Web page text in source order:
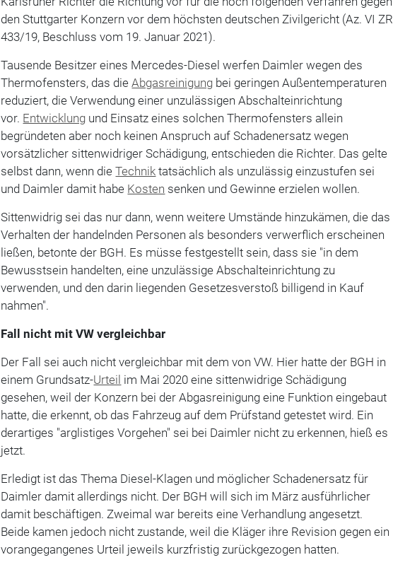
den Stuttgarter Konzern vor dem höchsten deutschen Zivilgericht (Az. VI ZR
433/19, Beschluss vom 19. Januar 2021).
Tausende Besitzer eines Mercedes-Diesel werfen Daimler wegen des
Thermofensters, das dieAbgasreinigung bei geringen Außentemperaturen
reduziert, die Verwendung einer unzulässigen Abschalteinrichtung
vor. Entwicklung und Einsatz eines solchen Thermofensters allein
begründeten aber noch keinen Anspruch auf Schadenersatz wegen
vorsätzlicher sittenwidriger Schädigung, entschieden die Richter. Das gelte
selbst dann, wenn dieTechnik tatsächlich als unzulässig einzustufen sei
und Daimler damit habe Kosten senken und Gewinne erzielen wollen.
Sittenwidrig sei das nur dann, wenn weitere Umstände hinzukämen, die das
Verhalten der handelnden Personen als besonders verwerflich erscheinen
ließen, betonte der BGH. Es müsse festgestellt sein, dass sie "in dem
Bewusstsein handelten, eine unzulässige Abschalteinrichtung zu
verwenden, und den darin liegenden Gesetzesverstoß billigend in Kauf
nahmen".
Fall nicht mit VW vergleichbar
Der Fall sei auch nicht vergleichbar mit dem von VW. Hier hatte der BGH in
einem Grundsatz-Urteil im Mai 2020 eine sittenwidrige Schädigung
gesehen, weil der Konzern bei der Abgasreinigung eine Funktion eingebaut
hatte, die erkennt, ob das Fahrzeug auf dem Prüfstand getestet wird. Ein
derartiges "arglistiges Vorgehen" sei bei Daimler nicht zu erkennen, hieß es
jetzt.
Erledigt ist das Thema Diesel-Klagen und möglicher Schadenersatz für
Daimler damit allerdings nicht. Der BGH will sich im März ausführlicher
damit beschäftigen. Zweimal war bereits eine Verhandlung angesetzt.
Beide kamen jedoch nicht zustande, weil die Kläger ihre Revision gegen ein
vorangegangenes Urteil jeweils kurzfristig zurückgezogen hatten.